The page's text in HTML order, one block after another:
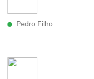
Pedro Filho